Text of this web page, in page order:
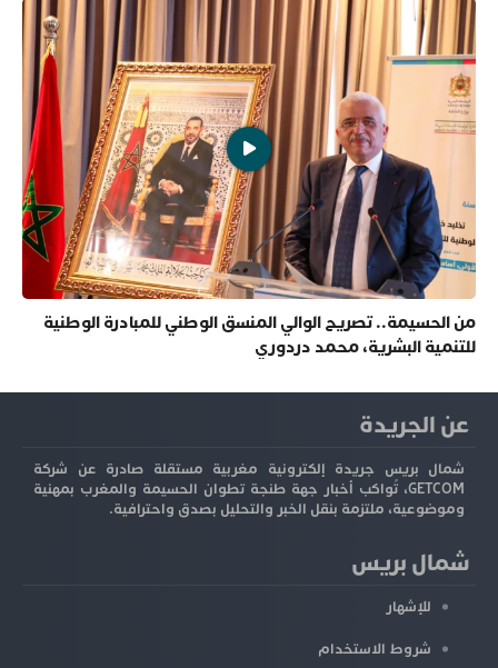
من الحسيمة.. تصريح الوالي المنسق الوطني للمبادرة الوطنية
للتنمية البشرية، محمد دردوري
عن الجريدة
شمال بريس جريدة إلكترونية مغربية مستقلة صادرة عن شركة
GETCOM، تُواكب أخبار جهة طنجة تطوان الحسيمة والمغرب بمهنية
وموضوعية، ملتزمة بنقل الخبر والتحليل بصدق واحترافية.
شمال بريس
للإشهار
شروط الاستخدام